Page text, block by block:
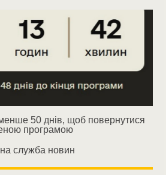
50 днів, щоб повернутися
програмою
служба новин